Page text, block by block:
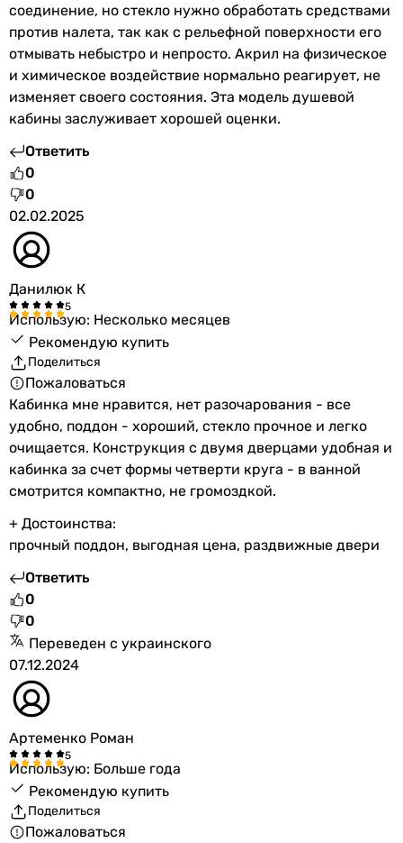
соединение, но стекло нужно обработать средствами
против налета, так как с рельефной поверхности его
отмывать небыстро и непросто. Акрил на физическое
и химическое воздействие нормально реагирует, не
изменяет своего состояния. Эта модель душевой
кабины заслуживает хорошей оценки.
Ответить
0
0
02.02.2025
Данилюк К
Использую: Несколько месяцев
Рекомендую купить
Поделиться
Пожаловаться
Кабинка мне нравится, нет разочарования - все
удобно, поддон - хороший, стекло прочное и легко
очищается. Конструкция с двумя дверцами удобная и
кабинка за счет формы четверти круга - в ванной
смотрится компактно, не громоздкой.
+ Достоинства:
прочный поддон, выгодная цена, раздвижные двери
Ответить
0
0
Переведен с украинского
07.12.2024
Артеменко Роман
Использую: Больше года
Рекомендую купить
Поделиться
Пожаловаться